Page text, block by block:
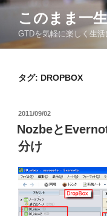
コ
ン
このまま一
GTDを気軽に楽しく生活
タグ: DROPBOX
投
稿
日:
2011/09/02
Nozbeと
分け